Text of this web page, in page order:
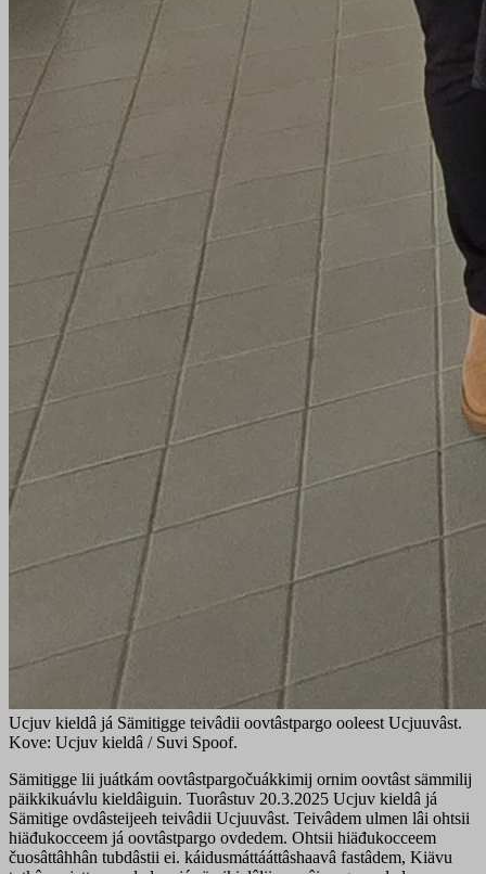
Ucjuv kieldâ já Sämitigge teivâdii oovtâstpargo ooleest Ucjuuvâst.
Kove: Ucjuv kieldâ / Suvi Spoof.
Sämitigge lii juátkám oovtâstpargočuákkimij ornim oovtâst sämmilij
päikkikuávlu kieldâiguin. Tuorâstuv 20.3.2025 Ucjuv kieldâ já
Sämitige ovdâsteijeeh teivâdii Ucjuuvâst. Teivâdem ulmen lâi ohtsii
hiäđukocceem já oovtâstpargo ovdedem. Ohtsii hiäđukocceem
čuosâttâhhân tubdâstii ei. káidusmáttááttâshaavâ fastâdem, Kiävu